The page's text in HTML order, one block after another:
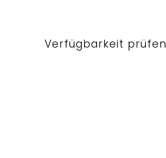
Verfügbarkeit prüfen